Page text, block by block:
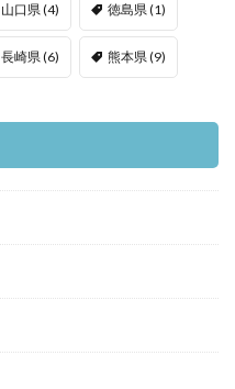
山口県(4) 徳島県(1)
長崎県(6) 熊本県(9)